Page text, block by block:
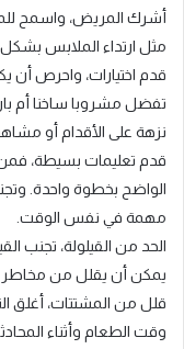
أشرك المريض، واسمح
مثل ارتداء الملابس
قدم اختيارات، واحرص
تفضل مشروبا ساخنا أم
نزهة على الأقدام أو
قدم تعليمات بسيطة،
الواضح بخطوة واحدة.
مهمة في نفس الوقت.
الحد من القيلولة، تجنب
يمكن أن يقلل من مخاطر
قلل من المشتتات، أغلق
وقت الطعام وأثناء